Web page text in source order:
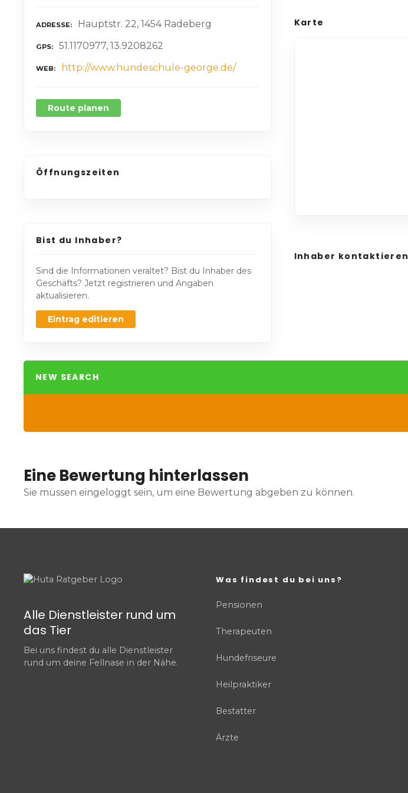
ADRESSE Hauptstr. 22, 1454 Radeberg
GPS 51.1170977, 13.9208262
WEB http://www.hundeschule-george.de/
Route planen
Öffnungszeiten
Bist du Inhaber?
Sind die Informationen veraltet? Bist du Inhaber des
Geschäfts? Jetzt registrieren und Angaben
aktualisieren.
Eintrag editieren
Karte
Inhaber kontaktieren
NEW SEARCH
Eine Bewertung hinterlassen
Sie müssen eingeloggt sein, um eine Bewertung abgeben zu können.
Alle Dienstleister rund um
das Tier
Bei uns findest du alle Dienstleister
rund um deine Fellnase in der Nähe.
Was findest du bei uns?
Pensionen
Therapeuten
Hundefriseure
Heilpraktiker
Bestatter
Ärzte